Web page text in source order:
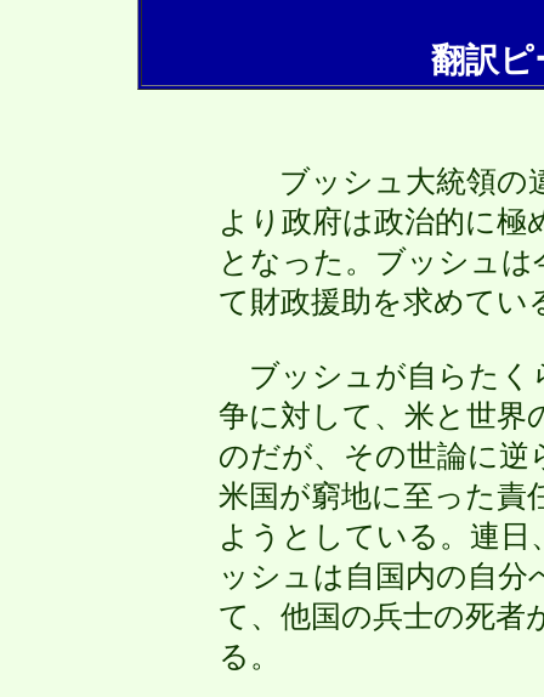
翻訳ピ
ブッシュ大統領の
より政府は政治的に極
となった。ブッシュ
て財政援助を求めてい
ブッシュが自らたく
争に対して、米と世界
のだが、その世論に
米国が窮地に至った責
ようとしている。連日
ッシュは自国内の自
て、他国の兵士の死者
る。